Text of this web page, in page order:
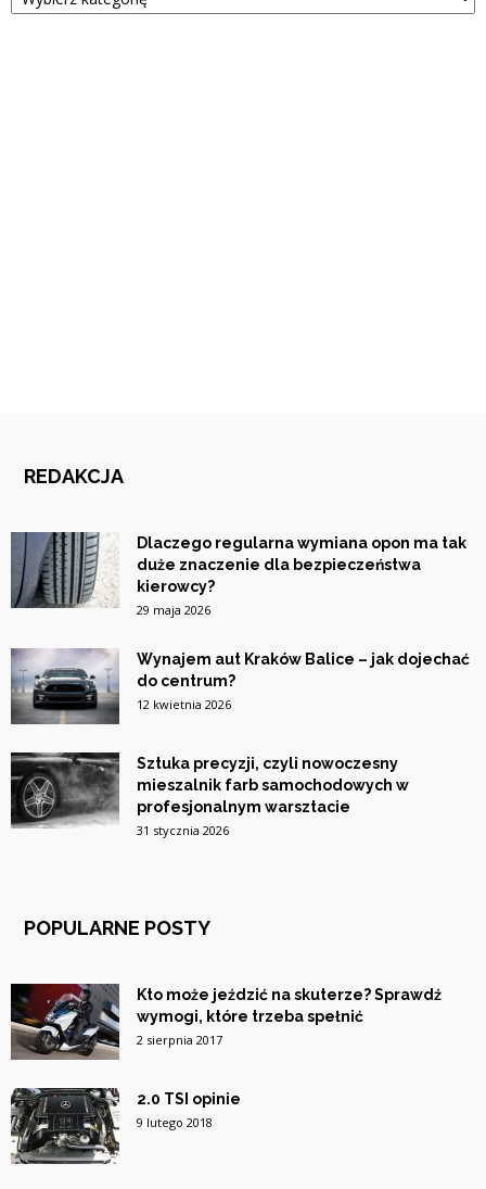
REDAKCJA
Dlaczego regularna wymiana opon ma tak
duże znaczenie dla bezpieczeństwa
kierowcy?
29 maja 2026
Wynajem aut Kraków Balice – jak dojechać
do centrum?
12 kwietnia 2026
Sztuka precyzji, czyli nowoczesny
mieszalnik farb samochodowych w
profesjonalnym warsztacie
31 stycznia 2026
POPULARNE POSTY
Kto może jeździć na skuterze? Sprawdź
wymogi, które trzeba spełnić
2 sierpnia 2017
2.0 TSI opinie
9 lutego 2018